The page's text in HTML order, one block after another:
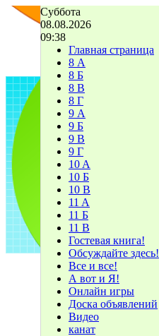
Суббота
08.08.2026
09:38
Главная страница
8 А
8 Б
8 В
8 Г
9 А
9 Б
9 В
9 Г
10 A
10 Б
10 В
11 A
11 Б
11 В
Гостевая книга!
Обсуждайте здесь!
Все и все!
А вот и Я!
Онлайн игры
Доска объявлений
Видео
канат